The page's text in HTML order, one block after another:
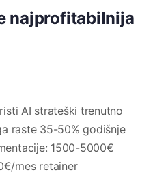
najprofitabilnija
AI strateški trenutno
raste 35-50% godišnje
1500-5000€
mes retainer